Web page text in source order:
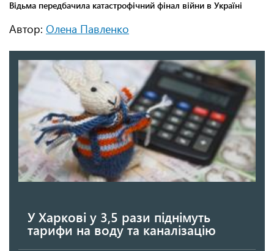
Автор: Олена Павленко
У Харкові у 3,5 рази піднімуть
тарифи на воду та каналізацію